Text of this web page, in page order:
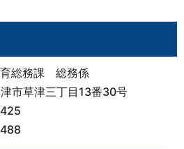
総務課 総務係
市草津三丁目13番30号